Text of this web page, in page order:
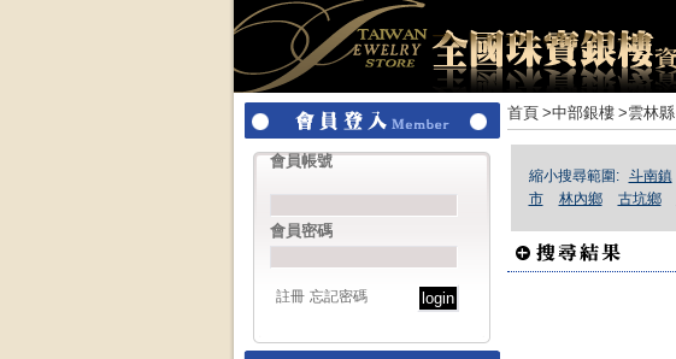
會員帳號
會員密碼
註冊 忘記密碼
首頁 >中部銀樓 >雲林縣
縮小搜尋範圍: 斗南鎮
市
林內鄉 古坑鄉